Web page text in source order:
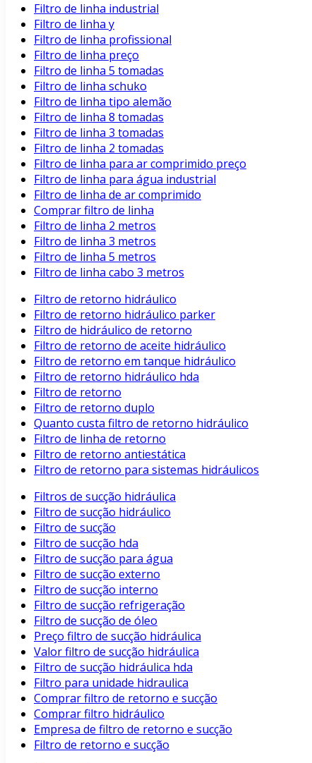
Filtro de linha industrial
Filtro de linha y
Filtro de linha profissional
Filtro de linha preço
Filtro de linha 5 tomadas
Filtro de linha schuko
Filtro de linha tipo alemão
Filtro de linha 8 tomadas
Filtro de linha 3 tomadas
Filtro de linha 2 tomadas
Filtro de linha para ar comprimido preço
Filtro de linha para água industrial
Filtro de linha de ar comprimido
Comprar filtro de linha
Filtro de linha 2 metros
Filtro de linha 3 metros
Filtro de linha 5 metros
Filtro de linha cabo 3 metros
Filtro de retorno hidráulico
Filtro de retorno hidráulico parker
Filtro de hidráulico de retorno
Filtro de retorno de aceite hidráulico
Filtro de retorno em tanque hidráulico
Filtro de retorno hidráulico hda
Filtro de retorno
Filtro de retorno duplo
Quanto custa filtro de retorno hidráulico
Filtro de linha de retorno
Filtro de retorno antiestática
Filtro de retorno para sistemas hidráulicos
Filtros de sucção hidráulica
Filtro de sucção hidráulico
Filtro de sucção
Filtro de sucção hda
Filtro de sucção para água
Filtro de sucção externo
Filtro de sucção interno
Filtro de sucção refrigeração
Filtro de sucção de óleo
Preço filtro de sucção hidráulica
Valor filtro de sucção hidráulica
Filtro de sucção hidráulica hda
Filtro para unidade hidraulica
Comprar filtro de retorno e sucção
Comprar filtro hidráulico
Empresa de filtro de retorno e sucção
Filtro de retorno e sucção